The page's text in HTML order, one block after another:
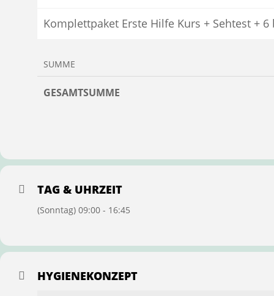
Komplettpaket Erste Hilfe Kurs + Sehtest +
SUMME
GESAMTSUMME
TAG & UHRZEIT
(Sonntag) 09:00 - 16:45
HYGIENEKONZEPT